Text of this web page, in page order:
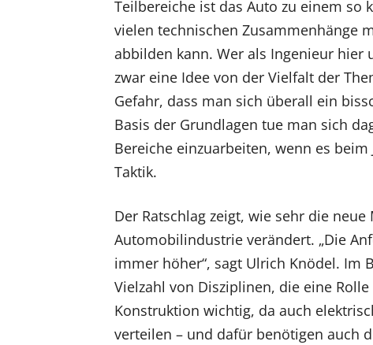
Teilbereiche ist das Auto zu einem so
vielen technischen Zusammenhänge
abbilden kann. Wer als Ingenieur
zwar eine Idee von der Vielfalt der
Gefahr, dass man sich überall ein
Basis der Grundlagen tue man sich
Bereiche einzuarbeiten, wenn es
Taktik.
Der Ratschlag zeigt, wie sehr die
Automobilindustrie verändert. „Die
immer höher“, sagt Ulrich Knödel. Im
Vielzahl von Disziplinen, die eine
Konstruktion wichtig, da auch
verteilen – und dafür benötigen auch